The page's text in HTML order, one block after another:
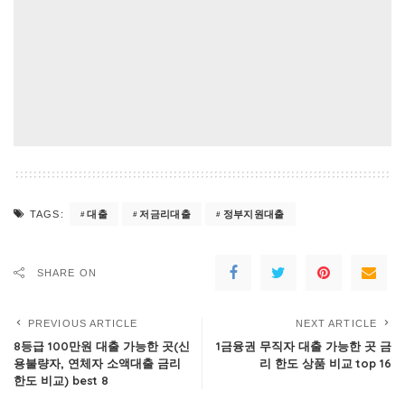
TAGS: 대출 저금리대출 정부지원대출
SHARE ON
PREVIOUS ARTICLE
8등급 100만원 대출 가능한 곳(신
용불량자, 연체자 소액대출 금리
한도 비교) best 8
NEXT ARTICLE
1금융권 무직자 대출 가능한 곳 금
리 한도 상품 비교 top 16